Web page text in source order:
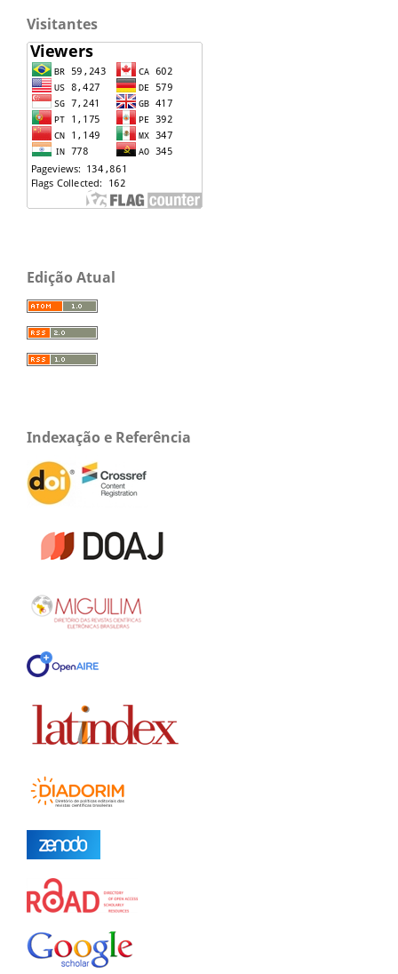
Visitantes
Edição Atual
Indexação e Referência